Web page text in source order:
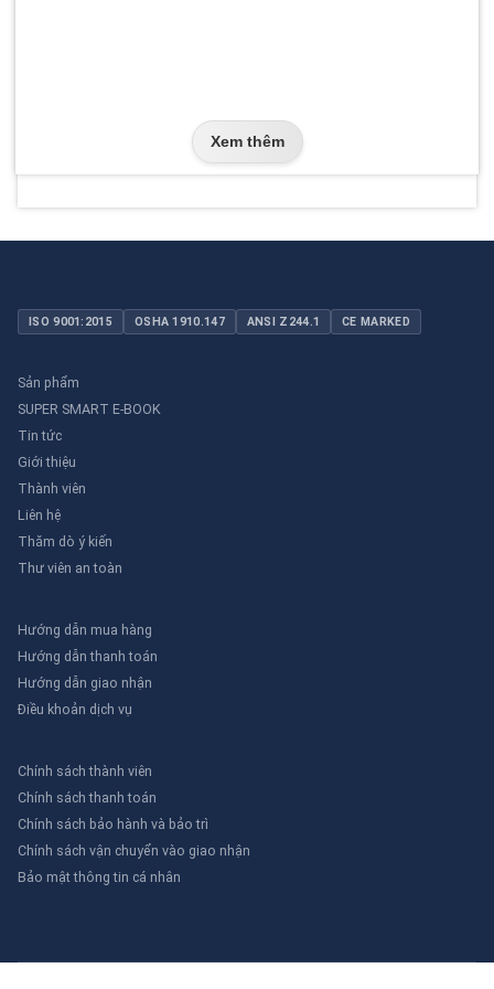
Xem thêm
ISO 9001:2015 OSHA 1910.147 ANSI Z244.1 CE MARKED
Sản phẩm
SUPER SMART E-BOOK
Tin tức
Giới thiệu
Thành viên
Liên hệ
Thăm dò ý kiến
Thư viên an toàn
Hướng dẫn mua hàng
Hướng dẫn thanh toán
Hướng dẫn giao nhận
Điều khoản dịch vụ
Chính sách thành viên
Chính sách thanh toán
Chính sách bảo hành và bảo trì
Chính sách vận chuyển vào giao nhận
Bảo mật thông tin cá nhân